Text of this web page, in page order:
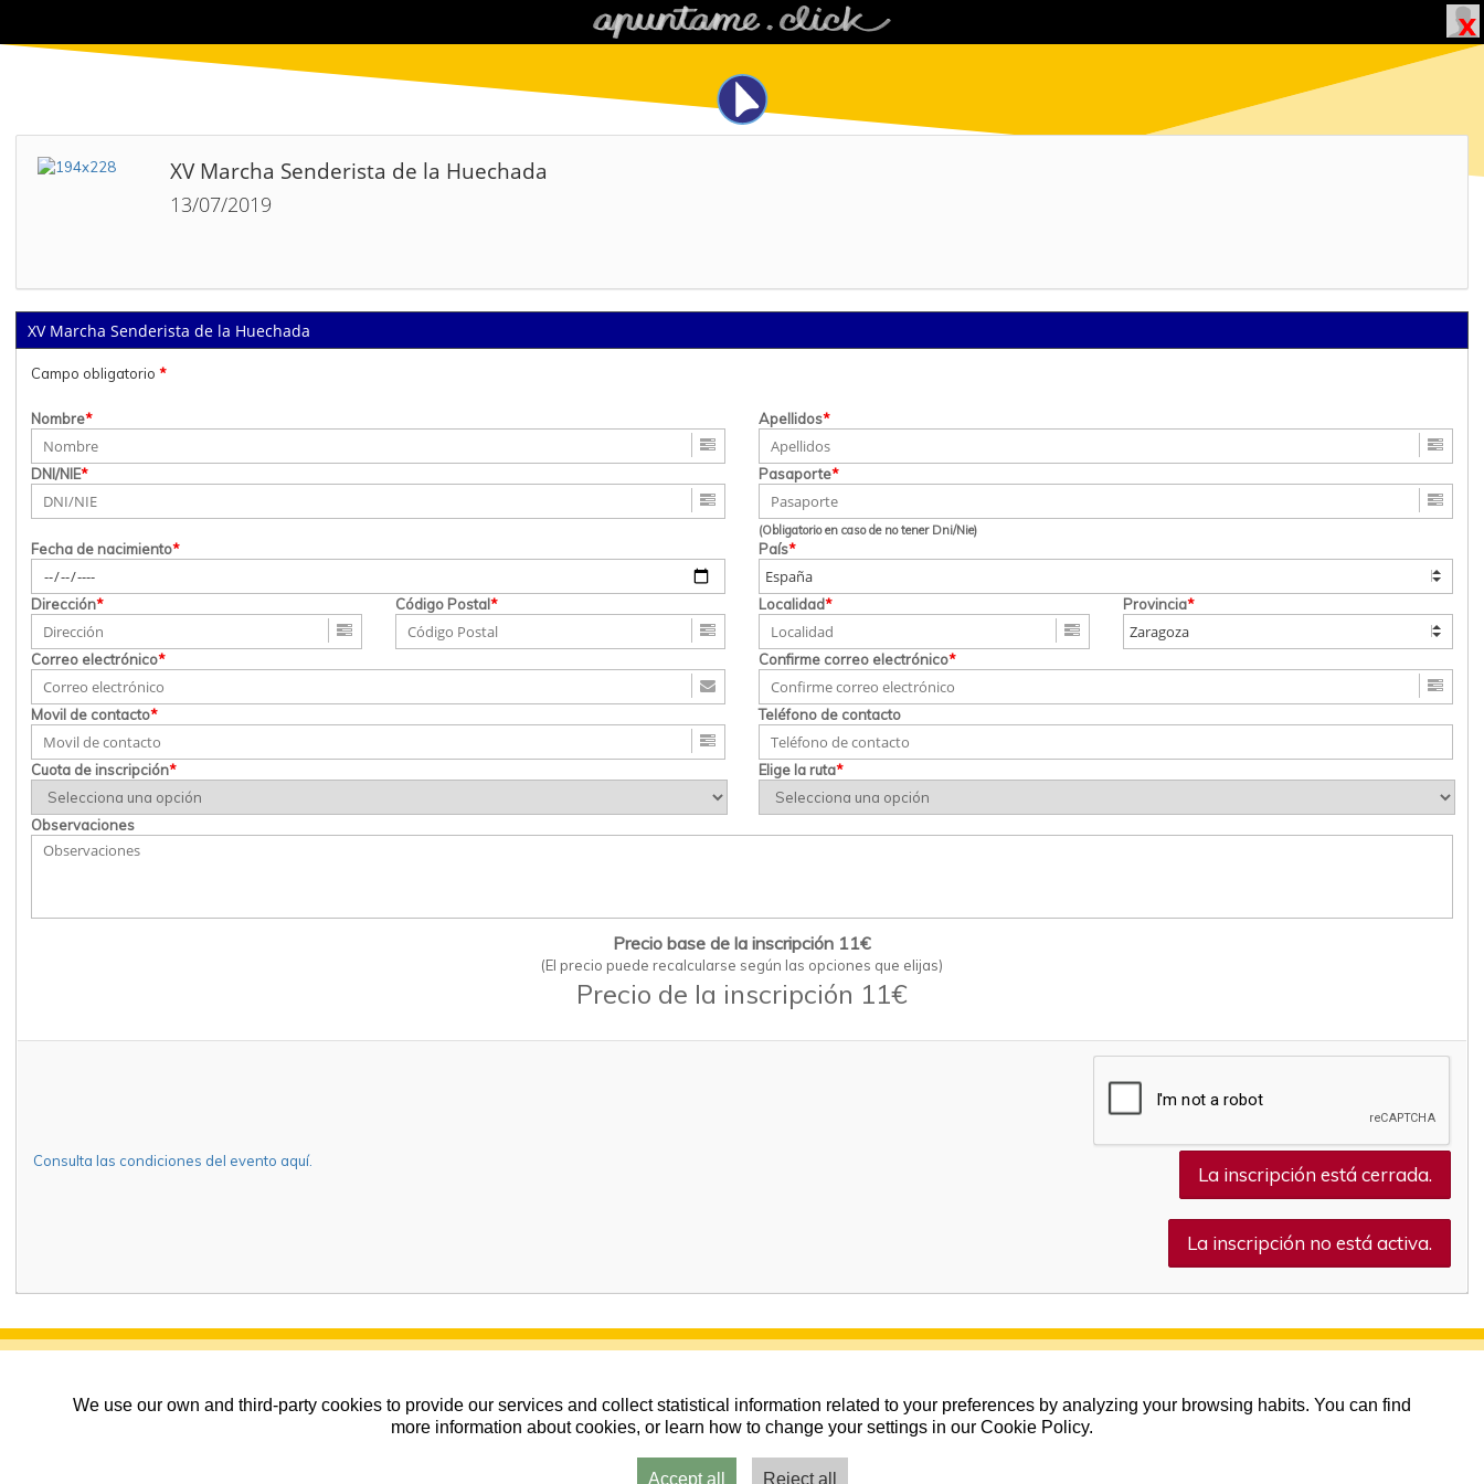
XV Marcha Senderista de la Huechada
13/07/2019
XV Marcha Senderista de la Huechada
Campo obligatorio *
Nombre* Apellidos*
DNI/NIE* Pasaporte*
(Obligatorio en caso de no tener Dni/Nie)
Fecha de nacimiento* País*
Dirección* Código Postal* Localidad* Provincia*
Correo electrónico* Confirme correo electrónico*
Movil de contacto* Teléfono de contacto
Cuota de inscripción* Elige la ruta*
Observaciones
Precio base de la inscripción 11€
(El precio puede recalcularse según las opciones que elijas)
Precio de la inscripción 11€
Consulta las condiciones del evento aquí.
La inscripción está cerrada.
La inscripción no está activa.
We use our own and third-party cookies to provide our services and collect statistical information related to your preferences by analyzing your browsing habits. You can find
more information about cookies, or learn how to change your settings in our Cookie Policy.
Accept all Reject all